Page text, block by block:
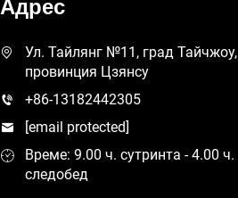
Адрес
Ул. Тайлянг №11, град Тайчжоу,
провинция Цзянсу
+86-13182442305
[email protected]
Време: 9.00 ч. сутринта - 4.00 ч.
следобед